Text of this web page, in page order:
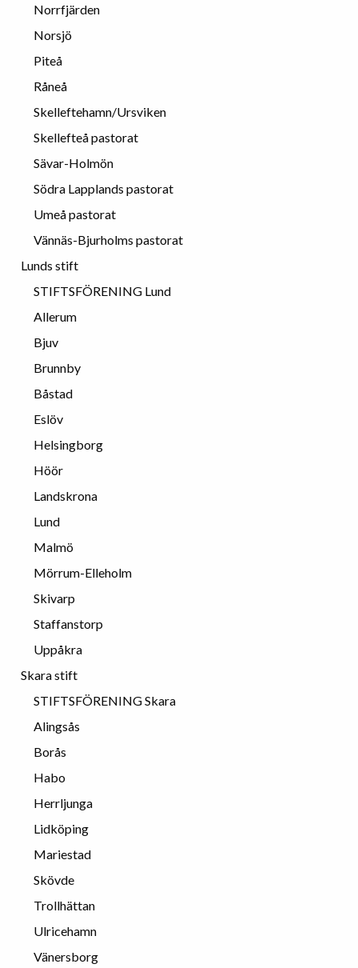
Norrfjärden
Norsjö
Piteå
Råneå
Skelleftehamn/Ursviken
Skellefteå pastorat
Sävar-Holmön
Södra Lapplands pastorat
Umeå pastorat
Vännäs-Bjurholms pastorat
Lunds stift
STIFTSFÖRENING Lund
Allerum
Bjuv
Brunnby
Båstad
Eslöv
Helsingborg
Höör
Landskrona
Lund
Malmö
Mörrum-Elleholm
Skivarp
Staffanstorp
Uppåkra
Skara stift
STIFTSFÖRENING Skara
Alingsås
Borås
Habo
Herrljunga
Lidköping
Mariestad
Skövde
Trollhättan
Ulricehamn
Vänersborg